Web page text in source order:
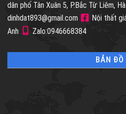
dân phố Tân Xuân 5, P.Bắc Từ Liêm,
dinhdat893@gmail.com
Nội thất
Anh
Zalo:0946668384
BẢN ĐỒ